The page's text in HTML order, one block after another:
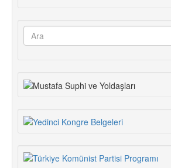
Arama